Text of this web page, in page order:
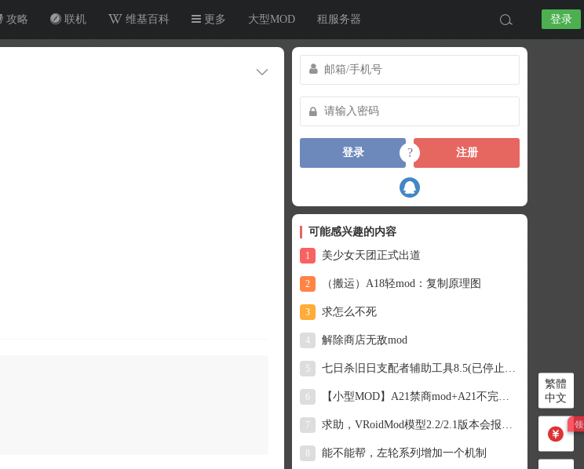
攻略 联机 维基百科 更多 大型MOD 租服务器 登录
登录 ? 注册
可能感兴趣的内容
1 美少女天团正式出道
2 （搬运）A18轻mod：复制原理图
3 求怎么不死
4 解除商店无敌mod
5 七日杀旧日支配者辅助工具8.5(已停止更新)
6 【小型MOD】A21禁商mod+A21不完全禁商mod
7 求助，VRoidMod模型2.2/2.1版本会报错，单独拿出来也不行，求大佬救救
能不能帮，左轮系列增加一个机制
繁體
中文